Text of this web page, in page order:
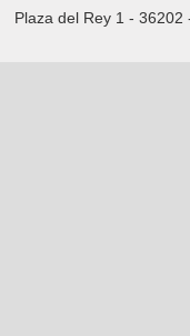
Plaza del Rey 1 -